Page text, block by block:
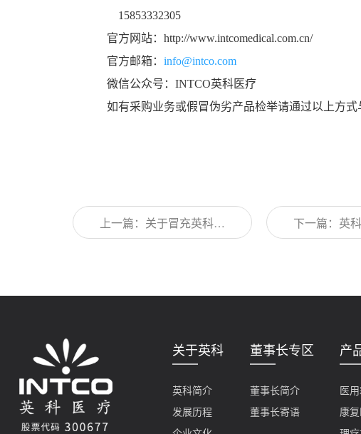
15853332305
官方网站： http://www.intcomedical.com.cn/
官方邮箱： info@intco.com
微信公众号： INTCO英科医疗
如有采购业务或假冒伪劣产品检举请通过以上方式
上一篇：关于冒充英科医
下一篇：英
关于英科
英科简介
发展历程
董事长专区
董事长简介
董事长寄语
产
医
康